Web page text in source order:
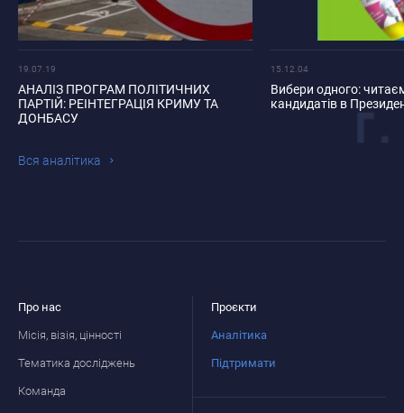
19.07.19
АНАЛІЗ ПРОГРАМ ПОЛІТИЧНИХ
ПАРТІЙ: РЕІНТЕГРАЦІЯ КРИМУ ТА
ДОНБАСУ
15.12.04
Вибери одного:
кандидатів в
Вся аналiтика
Про нас
Місія, візія, цінності
Тематика досліджень
Команда
Проєкти
Аналітика
Підтримати